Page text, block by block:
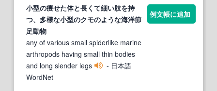
小型の痩せた体と長くて細い肢を持
つ、多様な小型のクモのような海洋節
足動物
any of various small spiderlike marine
arthropods having small thin bodies
and long slender legs
- 日本語
WordNet
例文帳に追加